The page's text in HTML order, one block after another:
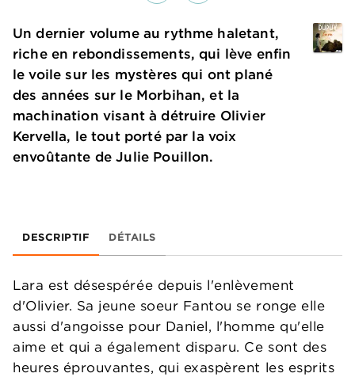
Un dernier volume au rythme haletant,
riche en rebondissements, qui lève enfin
le voile sur les mystères qui ont plané
des années sur le Morbihan, et la
machination visant à détruire Olivier
Kervella, le tout porté par la voix
envoûtante de Julie Pouillon.
DESCRIPTIF DÉTAILS
Lara est désespérée depuis l'enlèvement
d'Olivier. Sa jeune soeur Fantou se ronge elle
aussi d'angoisse pour Daniel, l'homme qu'elle
aime et qui a également disparu. Ce sont des
heures éprouvantes, qui exaspèrent les esprits